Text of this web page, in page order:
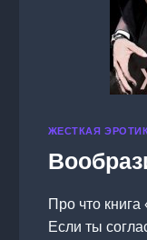
ЖЕСТКАЯ
Про что
Если ты